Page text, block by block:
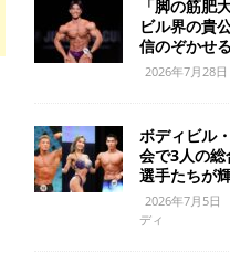
「脚の筋肥
ビル界の貴
信のぞかせる
2026年7月28日
ボディビル
会で3人の
選手たちが
2026年7月5日
ディ